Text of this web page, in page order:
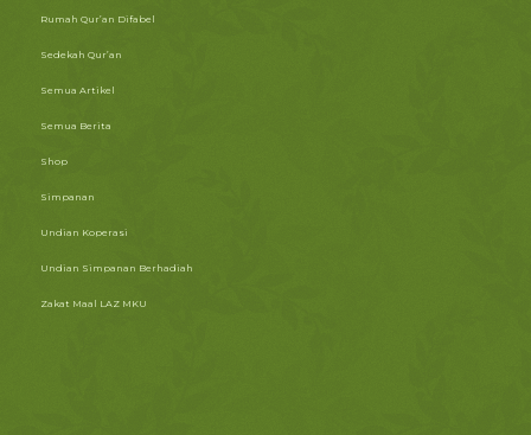
Rumah Qur’an Difabel
Sedekah Qur’an
Semua Artikel
Semua Berita
Shop
Simpanan
Undian Koperasi
Undian Simpanan Berhadiah
Zakat Maal LAZ MKU